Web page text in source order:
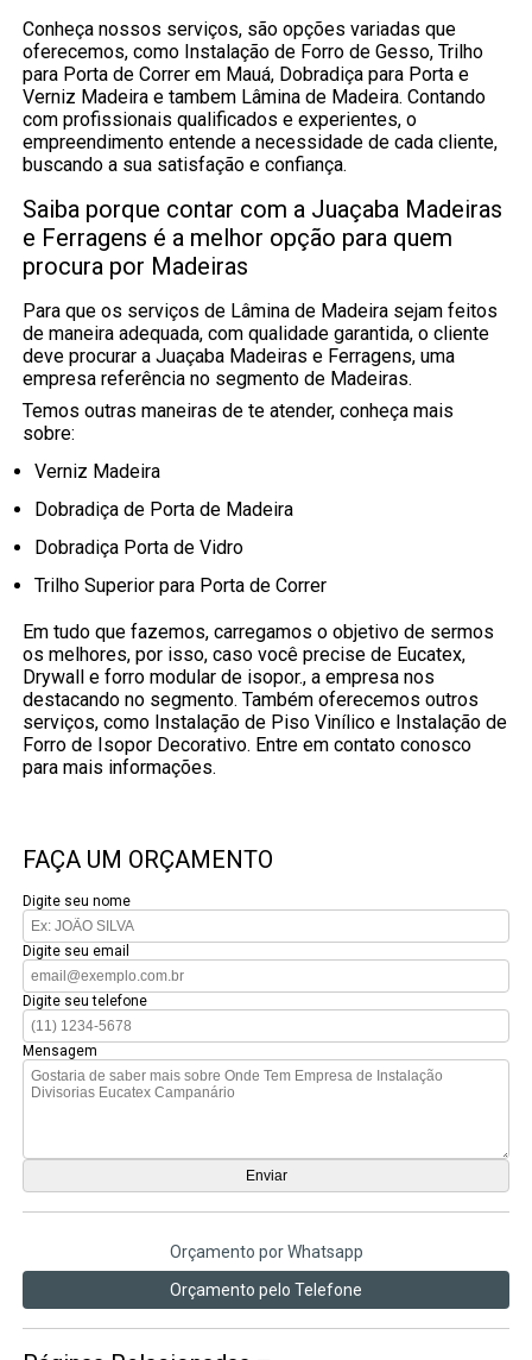
Conheça nossos serviços, são opções variadas que
oferecemos, como Instalação de Forro de Gesso, Trilho
para Porta de Correr em Mauá, Dobradiça para Porta e
Verniz Madeira e tambem Lâmina de Madeira. Contando
com profissionais qualificados e experientes, o
empreendimento entende a necessidade de cada cliente,
buscando a sua satisfação e confiança.
Saiba porque contar com a Juaçaba Madeiras
e Ferragens é a melhor opção para quem
procura por Madeiras
Para que os serviços de Lâmina de Madeira sejam feitos
de maneira adequada, com qualidade garantida, o cliente
deve procurar a Juaçaba Madeiras e Ferragens, uma
empresa referência no segmento de Madeiras.
Temos outras maneiras de te atender, conheça mais
sobre:
Verniz Madeira
Dobradiça de Porta de Madeira
Dobradiça Porta de Vidro
Trilho Superior para Porta de Correr
Em tudo que fazemos, carregamos o objetivo de sermos
os melhores, por isso, caso você precise de Eucatex,
Drywall e forro modular de isopor., a empresa nos
destacando no segmento. Também oferecemos outros
serviços, como Instalação de Piso Vinílico e Instalação de
Forro de Isopor Decorativo. Entre em contato conosco
para mais informações.
FAÇA UM ORÇAMENTO
Digite seu nome
Digite seu email
Digite seu telefone
Mensagem
Orçamento por Whatsapp
Orçamento pelo Telefone